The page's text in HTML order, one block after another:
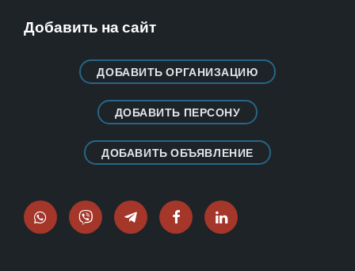
Добавить на сайт
ДОБАВИТЬ ОРГАНИЗАЦИЮ
ДОБАВИТЬ ПЕРСОНУ
ДОБАВИТЬ ОБЪЯВЛЕНИЕ
WhatsAppViber TelegramFacebookLinkedIn